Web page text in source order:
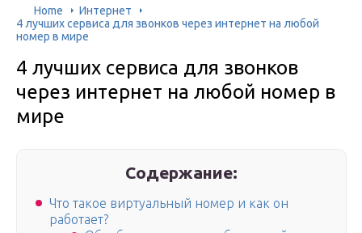
Home
Интернет
4 лучших сервиса для звонков через интернет на любой
номер в мире
4 лучших сервиса для звонков
через интернет на любой номер в
мире
Содержание:
Что такое виртуальный номер и как он
работает?